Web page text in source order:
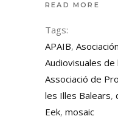
READ MORE
Tags:
APAIB,
Audiovisuales
Associació de
les Illes Balears,
Eek, mosaic